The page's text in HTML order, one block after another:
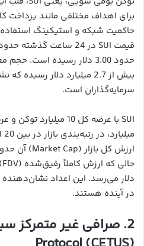
برای اهداف مختلفی مانند پرداخت
حاکمیت شبکه و استیکینگ
بیش از 2.7 میلیارد دلار
سرمایه‌گذاران است.
دلار می‌رسد. این اعداد نشان‌دهنده
در آینده هستند.